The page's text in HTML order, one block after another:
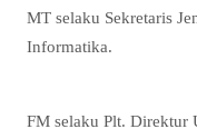
MT selaku Sekretaris
Informatika.
FM selaku Plt. Direktur